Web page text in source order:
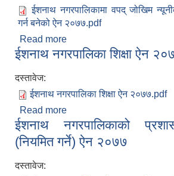
ईशनाथ नगरपालिकामा वपद् जोखिम
गर्न बनेको ऐन २०७७.pdf
Read more
व्यवस्थापन गर्न बनेको ऐन २०७७
ईशनाथ नगरपालिका शिक्षा ऐन
दस्तावेज:
ईशनाथ नगरपालिका शिक्षा ऐन २०७७.pdf
Read more
ईशनाथ नगरपालिकाको
(नियमित गर्ने) ऐन २०७७
दस्तावेज: